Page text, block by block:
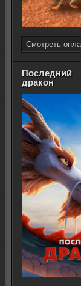
Смотреть
Последний
дракон